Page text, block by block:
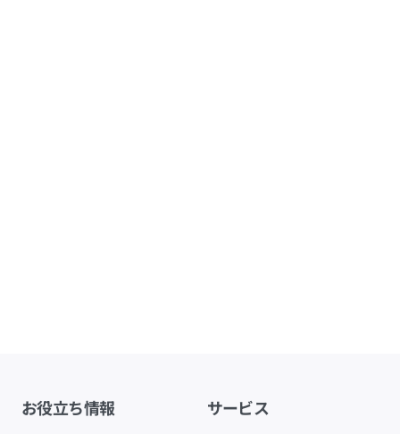
お役立ち情報 サービス